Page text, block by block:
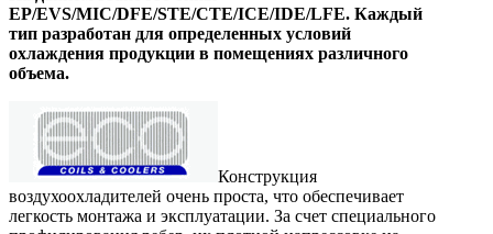
EP/EVS/MIC/DFE/STE/CTE/ICE/IDE/LFE. Каждый
тип разработан для определенных условий
охлаждения продукции в помещениях различного
объема.
Конструкция
воздухоохладителей очень проста, что обеспечивает
легкость монтажа и эксплуатации. За счет специального